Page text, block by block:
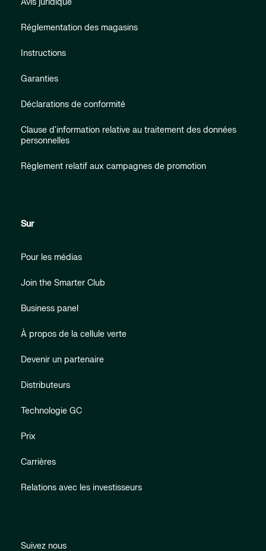
Avis juridique
Réglementation des magasins
Instructions
Garanties
Déclarations de conformité
Clause d'information relative au traitement des données
personnelles
Règlement relatif aux campagnes de promotion
Sur
Pour les médias
Join the Smarter Club
Business panel
À propos de la cellule verte
Devenir un partenaire
Distributeurs
Technologie GC
Prix
Carrières
Relations avec les investisseurs
Suivez nous